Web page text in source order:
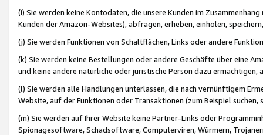
(i) Sie werden keine Kontodaten, die unsere Kunden im
Kunden der Amazon-Websites), abfragen, erheben, einholen,
(j) Sie werden Funktionen von Schaltflächen, Links oder andere
(k) Sie werden keine Bestellungen oder andere Geschäfte über eine
und keine andere natürliche oder juristische Person dazu
(l) Sie werden alle Handlungen unterlassen, die nach vernünftigem
Website, auf der Funktionen oder Transaktionen (zum Beispiel
(m) Sie werden auf Ihrer Website keine Partner-Links oder
Spionagesoftware, Schadsoftware, Computerviren, Würmern,